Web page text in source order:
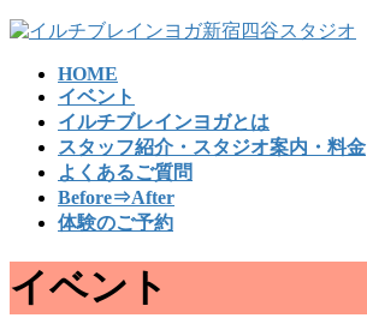
コ
ナ
HOME
イベント
イルチブレインヨガとは
スタッフ紹介・スタジオ案内・料金
よくあるご質問
Before⇒After
体験のご予約
イベント